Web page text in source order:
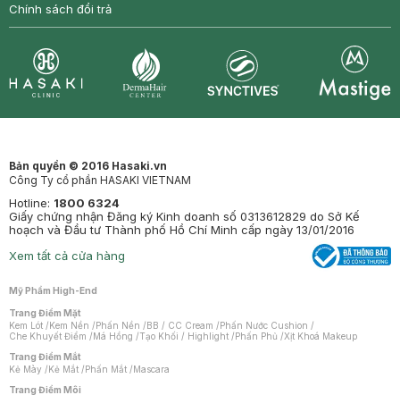
Chính sách đổi trả
Bản quyền © 2016 Hasaki.vn
Công Ty cổ phần HASAKI VIETNAM
Hotline: 1800 6324
Giấy chứng nhận Đăng ký Kinh doanh số 0313612829 do Sở Kế
hoạch và Đầu tư Thành phố Hồ Chí Minh cấp ngày 13/01/2016
Xem tất cả cửa hàng
Mỹ Phẩm High-End
Trang Điểm Mặt
Kem Lót /Kem Nền /Phấn Nền /BB / CC Cream /Phấn Nước Cushion /
Che Khuyết Điểm /Má Hồng /Tạo Khối / Highlight /Phấn Phủ /Xịt Khoá Makeup
Trang Điểm Mắt
Kẻ Mày /Kẻ Mắt /Phấn Mắt /Mascara
Trang Điểm Môi